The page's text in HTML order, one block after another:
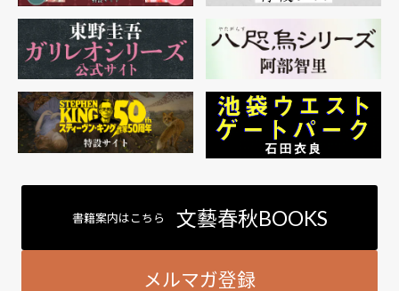
書籍案内はこちら 文藝春秋BOOKS
メルマガ登録